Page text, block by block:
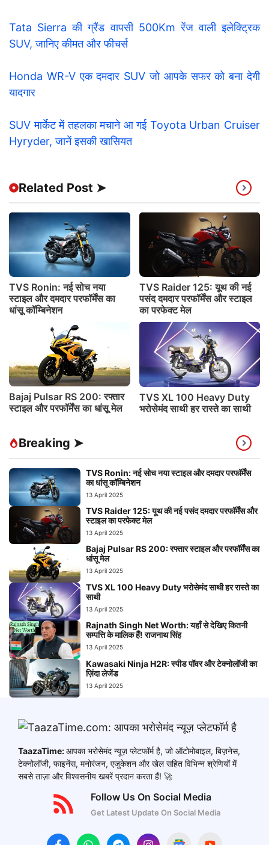
Tata Sierra की ग्रैंड वापसी 500Km रेंज वाली इलेक्ट्रिक
SUV, जानिए कीमत और फीचर्स
Honda WR-V एक दमदार SUV जो आपके सफर को बना देगी
यादगार
SUV मार्केट में तहलका मचाने आ गई Toyota Urban Cruiser
Hyryder, जानें इसकी खासियत
Related Post ➤
TVS Ronin: नई सोच नया
स्टाइल और दमदार परफॉर्मेंस का
धांसू कॉम्बिनेशन
TVS Raider 125: यूथ की नई
पसंद दमदार परफॉर्मेंस और स्टाइल
का परफेक्ट मेल
Bajaj Pulsar RS 200: रफ्तार
स्टाइल और परफॉर्मेंस का धांसू मेल
TVS XL 100 Heavy Duty
भरोसेमंद साथी हर रास्ते का साथी
Breaking ➤
TVS Ronin: नई सोच नया स्टाइल और दमदार परफॉर्मेंस
का धांसू कॉम्बिनेशन
13 April 2025
TVS Raider 125: यूथ की नई पसंद दमदार परफॉर्मेंस और
स्टाइल का परफेक्ट मेल
13 April 2025
Bajaj Pulsar RS 200: रफ्तार स्टाइल और परफॉर्मेंस का
धांसू मेल
13 April 2025
TVS XL 100 Heavy Duty भरोसेमंद साथी हर रास्ते का
साथी
13 April 2025
Rajnath Singh Net Worth: यहाँ से देखिए कितनी
सम्पत्ति के मालिक हैं! राजनाथ सिंह
13 April 2025
Kawasaki Ninja H2R: स्पीड पॉवर और टेक्नोलॉजी का
ज़िंदा लेजेंड
13 April 2025
TaazaTime:आपका भरोसेमंद न्यूज़ प्लेटफॉर्म है, जो ऑटोमोबाइल, बिज़नेस,
टेक्नोलॉजी, फाइनेंस, मनोरंजन, एजुकेशन और खेल सहित विभिन्न श्रेणियों में
सबसे ताज़ा और विश्वसनीय खबरें प्रदान करता हैं! 🚀
Follow Us On Social Media
Get Latest Update On Social Media